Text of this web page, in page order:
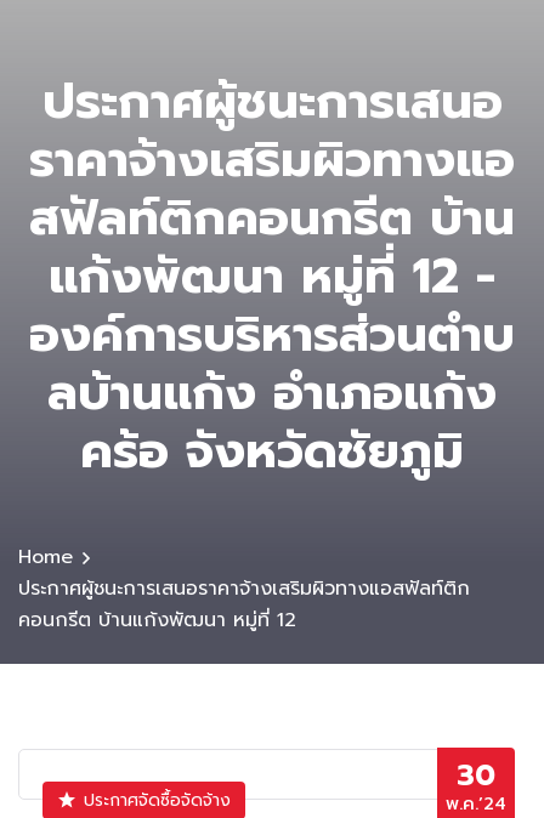
ประกาศผู้ชนะการเสนอ
ราคาจ้างเสริมผิวทางแอ
สฟัลท์ติกคอนกรีต บ้าน
แก้งพัฒนา หมู่ที่ 12 -
องค์การบริหารส่วนตําบ
ลบ้านแก้ง อำเภอแก้ง
คร้อ จังหวัดชัยภูมิ
Home
ประกาศผู้ชนะการเสนอราคาจ้างเสริมผิวทางแอสฟัลท์ติก
คอนกรีต บ้านแก้งพัฒนา หมู่ที่ 12
30
พ.ค.’24
ประกาศจัดซื้อจัดจ้าง